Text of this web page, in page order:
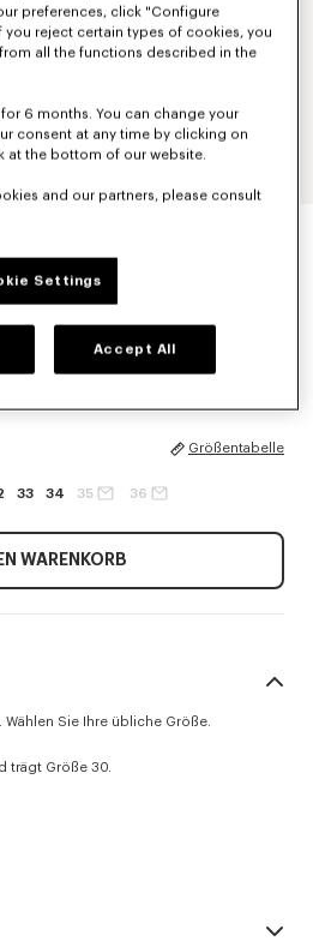
POP“-SHORTS AUS
Größentabelle
33 34 35 36
WARENKORB
Wählen Sie Ihre übliche Größe.
trägt Größe 30.
preferences, click "Configure
you reject certain types of cookies, you
all the functions described in the
6 months. You can change your
consent at any time by clicking on
at the bottom of our website.
and our partners, please consult
Settings
Accept All